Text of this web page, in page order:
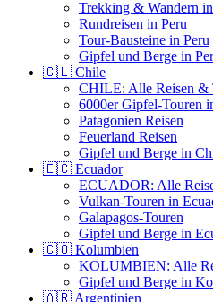
Trekking & Wandern
Rundreisen in Peru
Tour-Bausteine in Peru
Gipfel und Berge in
🇨🇱 Chile
CHILE: Alle Reisen &
6000er Gipfel-Touren
Patagonien Reisen
Feuerland Reisen
Gipfel und Berge in
🇪🇨 Ecuador
ECUADOR: Alle
Vulkan-Touren in
Galapagos-Touren
Gipfel und Berge in
🇨🇴 Kolumbien
KOLUMBIEN: Alle
Gipfel und Berge in
🇦🇷 Argentinien